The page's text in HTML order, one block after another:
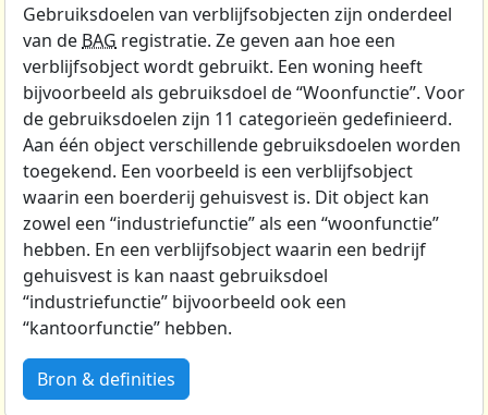
Gebruiksdoelen van verblijfsobjecten zijn onderdeel
van de BAG registratie. Ze geven aan hoe een
verblijfsobject wordt gebruikt. Een woning heeft
bijvoorbeeld als gebruiksdoel de “Woonfunctie”. Voor
de gebruiksdoelen zijn 11 categorieën gedefinieerd.
Aan één object verschillende gebruiksdoelen worden
toegekend. Een voorbeeld is een verblijfsobject
waarin een boerderij gehuisvest is. Dit object kan
zowel een “industriefunctie” als een “woonfunctie”
hebben. En een verblijfsobject waarin een bedrijf
gehuisvest is kan naast gebruiksdoel
“industriefunctie” bijvoorbeeld ook een
“kantoorfunctie” hebben.
Bron & definities